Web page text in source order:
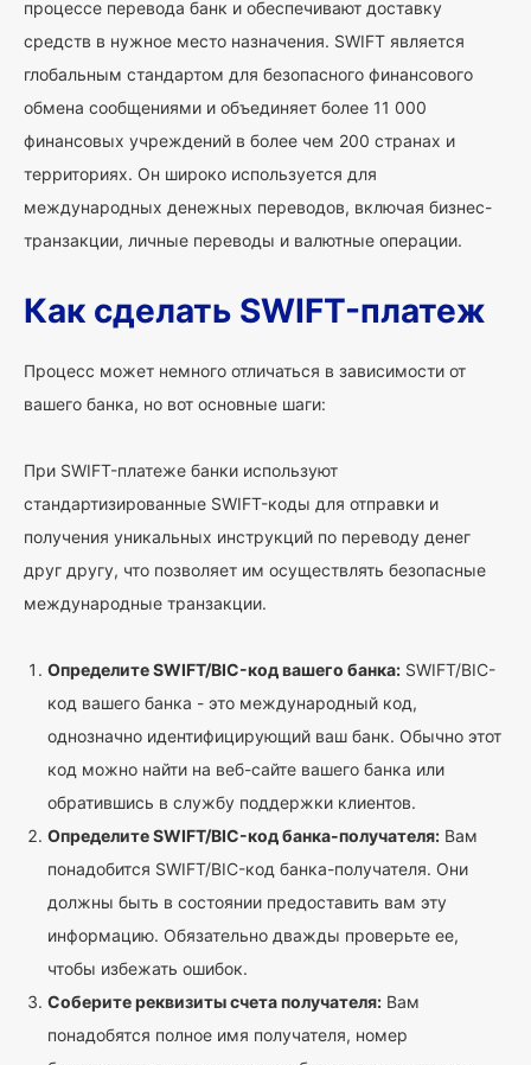
процессе перевода банк и обеспечивают доставку
средств в нужное место назначения. SWIFT является
глобальным стандартом для безопасного финансового
обмена сообщениями и объединяет более 11 000
финансовых учреждений в более чем 200 странах и
территориях. Он широко используется для
международных денежных переводов, включая бизнес-
транзакции, личные переводы и валютные операции.
Как сделать SWIFT-платеж
Процесс может немного отличаться в зависимости от
вашего банка, но вот основные шаги:
При SWIFT-платеже банки используют
стандартизированные SWIFT-коды для отправки и
получения уникальных инструкций по переводу денег
друг другу, что позволяет им осуществлять безопасные
международные транзакции.
Определите SWIFT/BIC-код вашего банка: SWIFT/BIC-
код вашего банка - это международный код,
однозначно идентифицирующий ваш банк. Обычно этот
код можно найти на веб-сайте вашего банка или
обратившись в службу поддержки клиентов.
Определите SWIFT/BIC-код банка-получателя: Вам
понадобится SWIFT/BIC-код банка-получателя. Они
должны быть в состоянии предоставить вам эту
информацию. Обязательно дважды проверьте ее,
чтобы избежать ошибок.
Соберите реквизиты счета получателя: Вам
понадобятся полное имя получателя, номер